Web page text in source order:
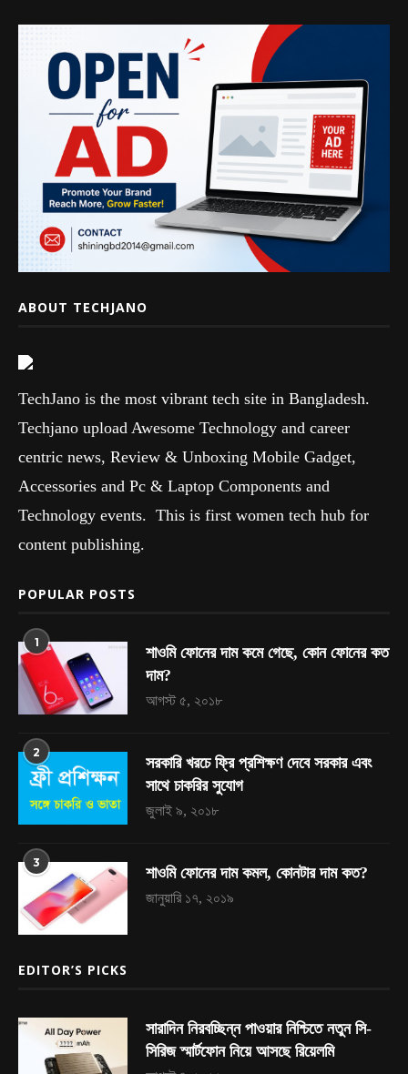
ABOUT TECHJANO
TechJano is the most vibrant tech site in Bangladesh.
Techjano upload Awesome Technology and career
centric news, Review & Unboxing Mobile Gadget,
Accessories and Pc & Laptop Components and
Technology events. This is first women tech hub for
content publishing.
POPULAR POSTS
1
শাওমি ফোনের দাম কমে গেছে, কোন ফোনের কত
দাম?
আগস্ট ৫, ২০১৮
2
সরকারি খরচে ফ্রি প্রশিক্ষণ দেবে সরকার এবং
সাথে চাকরির সুযোগ
জুলাই ৯, ২০১৮
3
শাওমি ফোনের দাম কমল, কোনটার দাম কত?
জানুয়ারি ১৭, ২০১৯
EDITOR’S PICKS
সারাদিন নিরবচ্ছিন্ন পাওয়ার নিশ্চিতে নতুন সি-
সিরিজ স্মার্টফোন নিয়ে আসছে রিয়েলমি